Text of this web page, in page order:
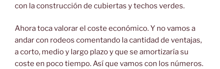
con la construcción de cubiertas y techos verdes.
Ahora toca valorar el coste económico. Y no vamos a
andar con rodeos comentando la cantidad de ventajas,
a corto, medio y largo plazo y que se amortizaría su
coste en poco tiempo. Así que vamos con los números.